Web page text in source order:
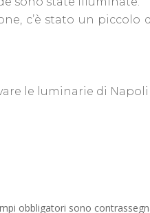
c’è stato un
le luminarie di
obbligatori sono